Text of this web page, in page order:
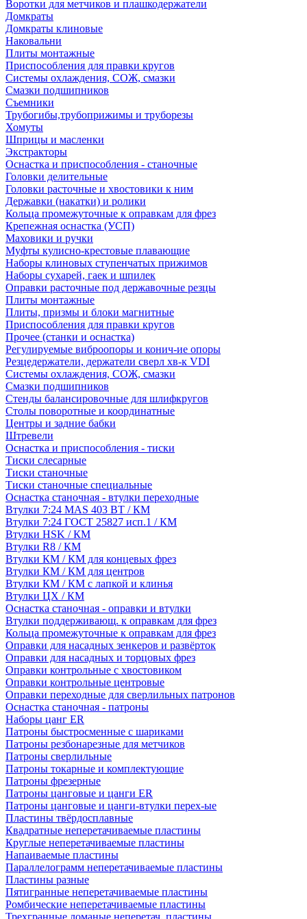
Воротки для метчиков и плашкодержатели
Домкраты
Домкраты клиновые
Наковальни
Плиты монтажные
Приспособления для правки кругов
Системы охлаждения, СОЖ, смазки
Смазки подшипников
Съемники
Трубогибы,трубоприжимы и труборезы
Хомуты
Шприцы и масленки
Экстракторы
Оснастка и приспособления - станочные
Головки делительные
Головки расточные и хвостовики к ним
Державки (накатки) и ролики
Кольца промежуточные к оправкам для фрез
Крепежная оснастка (УСП)
Маховики и ручки
Муфты кулисно-крестовые плавающие
Наборы клиновых ступенчатых прижимов
Наборы сухарей, гаек и шпилек
Оправки расточные под державочные резцы
Плиты монтажные
Плиты, призмы и блоки магнитные
Приспособления для правки кругов
Прочее (станки и оснастка)
Регулируемые виброопоры и конич-ие опоры
Резцедержатели, держатели сверл хв-к VDI
Системы охлаждения, СОЖ, смазки
Смазки подшипников
Стенды балансировочные для шлифкругов
Столы поворотные и координатные
Центры и задние бабки
Штревели
Оснастка и приспособления - тиски
Тиски слесарные
Тиски станочные
Тиски станочные специальные
Оснастка станочная - втулки переходные
Втулки 7:24 MAS 403 BT / КМ
Втулки 7:24 ГОСТ 25827 исп.1 / КМ
Втулки HSK / КМ
Втулки R8 / КМ
Втулки КМ / КМ для концевых фрез
Втулки КМ / КМ для центров
Втулки КМ / КМ с лапкой и клинья
Втулки ЦХ / КМ
Оснастка станочная - оправки и втулки
Втулки поддерживающ. к оправкам для фрез
Кольца промежуточные к оправкам для фрез
Оправки для насадных зенкеров и развёрток
Оправки для насадных и торцовых фрез
Оправки контрольные с хвостовиком
Оправки контрольные центровые
Оправки переходные для сверлильных патронов
Оснастка станочная - патроны
Наборы цанг ER
Патроны быстросменные с шариками
Патроны резбонарезные для метчиков
Патроны сверлильные
Патроны токарные и комплектующие
Патроны фрезерные
Патроны цанговые и цанги ER
Патроны цанговые и цанги-втулки перех-ые
Пластины твёрдосплавные
Квадратные неперетачиваемые пластины
Круглые неперетачиваемые пластины
Напаиваемые пластины
Параллелограмм неперетачиваемые пластины
Пластины разные
Пятигранные неперетачиваемые пластины
Ромбические неперетачиваемые пластины
Трехгранные ломаные неперетач. пластины